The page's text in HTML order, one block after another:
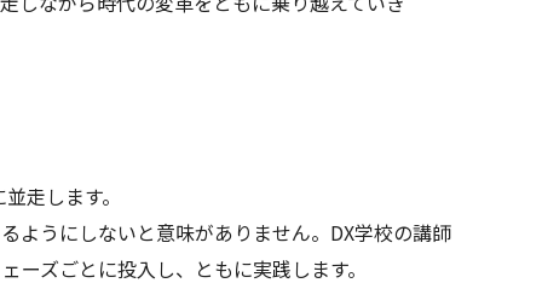
走します。
ようにしないと意味がありません。DX学校の講師
ーズごとに投入し、ともに実践します。